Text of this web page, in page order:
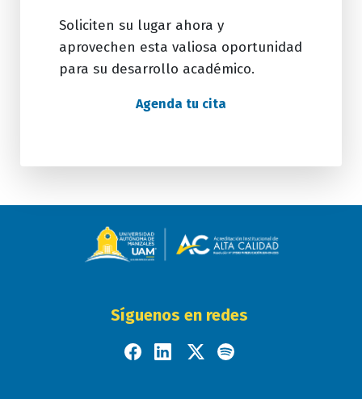
Soliciten su lugar ahora y
aprovechen esta valiosa oportunidad
para su desarrollo académico.
Agenda tu cita
Síguenos en redes